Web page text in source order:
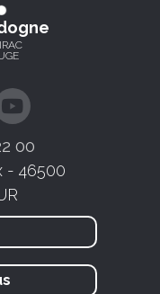
00
- 46500